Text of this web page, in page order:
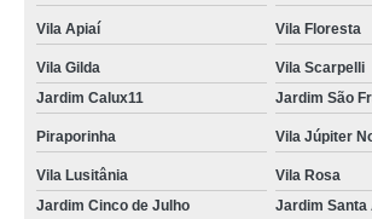
Vila Apiaí Vila Floresta
Vila Gilda
Vila Scarpelli
Jardim Calux11
Jardim São
Piraporinha Vila Júpiter
Vila Lusitânia
Vila Rosa
Jardim Cinco de Julho
Jardim Santa